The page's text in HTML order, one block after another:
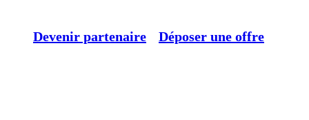
Devenir partenaire Déposer une offre